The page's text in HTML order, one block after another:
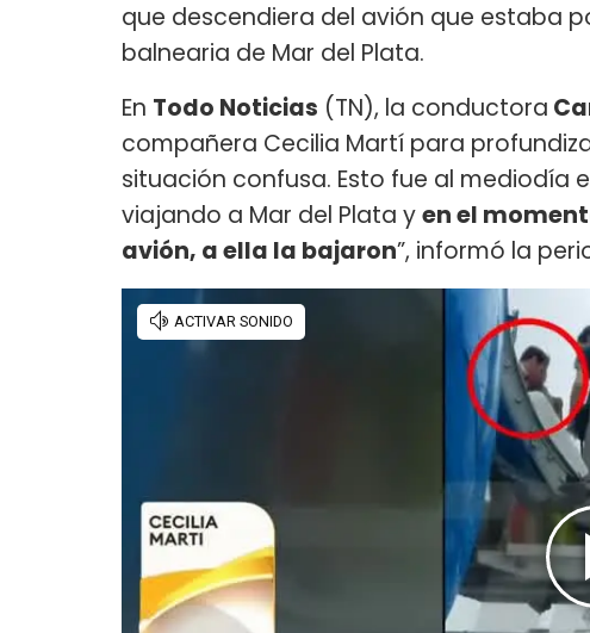
que descendiera del avión que estaba
balnearia de Mar del Plata.
En Todo Noticias (TN), la conductora
compañera Cecilia Martí para
situación confusa. Esto fue al mediodía
viajando a Mar del Plata yen el
avión, a ella la bajaron”, informó la